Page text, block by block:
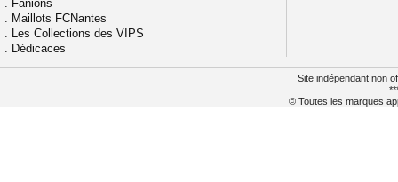
. Fanions
. Maillots FCNantes
. Les Collections des VIPS
. Dédicaces
Site indépendant non
© Toutes les marques